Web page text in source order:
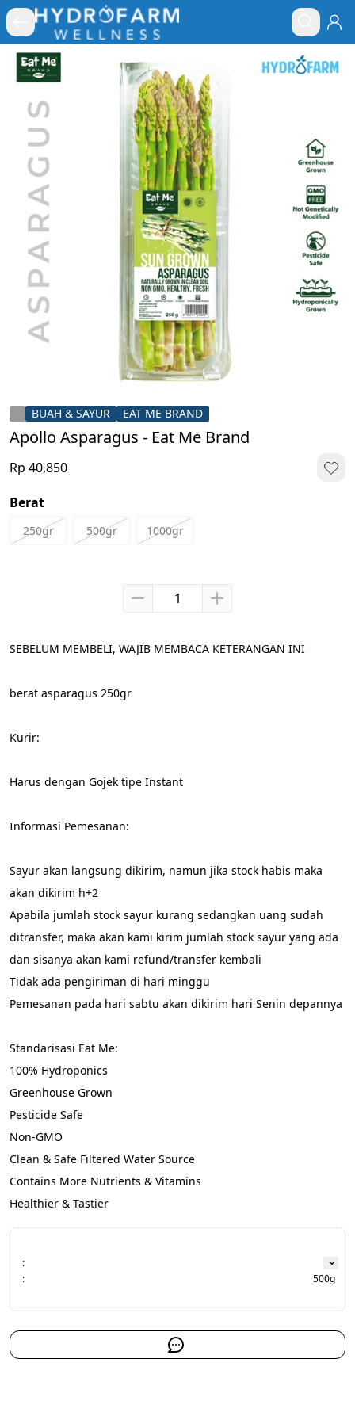
BUAH & SAYUR EAT ME BRAND
Apollo Asparagus - Eat Me Brand
Rp 40,850
Berat
250gr 500gr 1000gr
SEBELUM MEMBELI, WAJIB MEMBACA KETERANGAN INI
berat asparagus 250gr
Kurir:
Harus dengan Gojek tipe Instant
Informasi Pemesanan:
Sayur akan langsung dikirim, namun jika stock habis maka
akan dikirim h+2
Apabila jumlah stock sayur kurang sedangkan uang sudah
ditransfer, maka akan kami kirim jumlah stock sayur yang ada
dan sisanya akan kami refund/transfer kembali
Tidak ada pengiriman di hari minggu
Pemesanan pada hari sabtu akan dikirim hari Senin depannya
Standarisasi Eat Me:
100% Hydroponics
Greenhouse Grown
Pesticide Safe
Non-GMO
Clean & Safe Filtered Water Source
Contains More Nutrients & Vitamins
Healthier & Tastier
:
:
500g